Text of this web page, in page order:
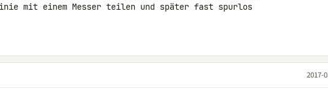
mit einem Messer teilen und später fast spurlos
2017-